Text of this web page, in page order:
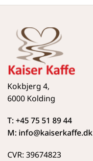
Kokbjerg 4,
6000 Kolding
T: +45 75 51 89 44
M: info@kaiserkaffe.dk
CVR: 39674823